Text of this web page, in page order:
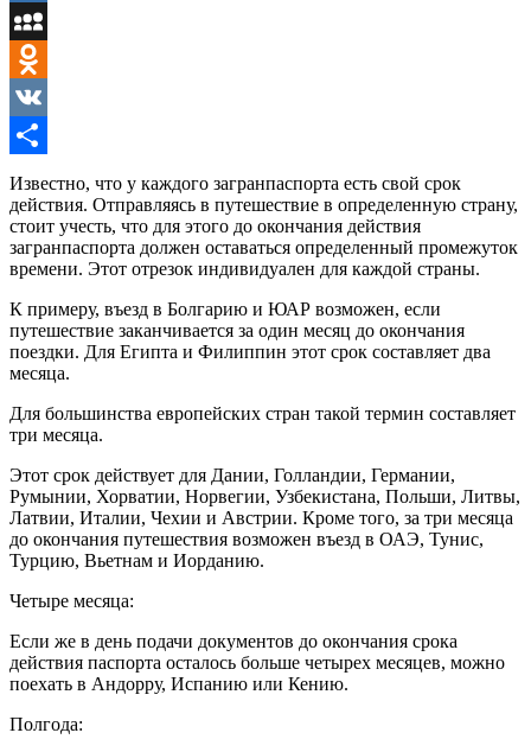
Mail.Ru
MySpace
Odnoklassniki
VK
Отправить
Известно, что у каждого загранпаспорта есть свой срок
действия. Отправляясь в путешествие в определенную страну,
стоит учесть, что для этого до окончания действия
загранпаспорта должен оставаться определенный промежуток
времени. Этот отрезок индивидуален для каждой страны.
К примеру, въезд в Болгарию и ЮАР возможен, если
путешествие заканчивается за один месяц до окончания
поездки. Для Египта и Филиппин этот срок составляет два
месяца.
Для большинства европейских стран такой термин составляет
три месяца.
Этот срок действует для Дании, Голландии, Германии,
Румынии, Хорватии, Норвегии, Узбекистана, Польши, Литвы,
Латвии, Италии, Чехии и Австрии. Кроме того, за три месяца
до окончания путешествия возможен въезд в ОАЭ, Тунис,
Турцию, Вьетнам и Иорданию.
Четыре месяца:
Если же в день подачи документов до окончания срока
действия паспорта осталось больше четырех месяцев, можно
поехать в Андорру, Испанию или Кению.
Полгода: